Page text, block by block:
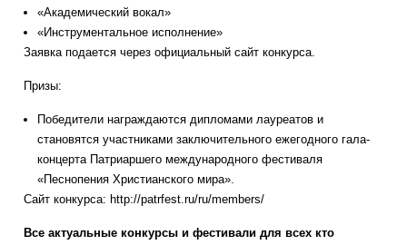
«Академический вокал»
«Инструментальное исполнение»
Заявка подается через официальный сайт конкурса.
Призы:
Победители награждаются дипломами лауреатов и
становятся участниками заключительного ежегодного гала-
концерта Патриаршего международного фестиваля
«Песнопения Христианского мира».
Сайт конкурса: http://patrfest.ru/ru/members/
Все актуальные конкурсы и фестивали для всех кто